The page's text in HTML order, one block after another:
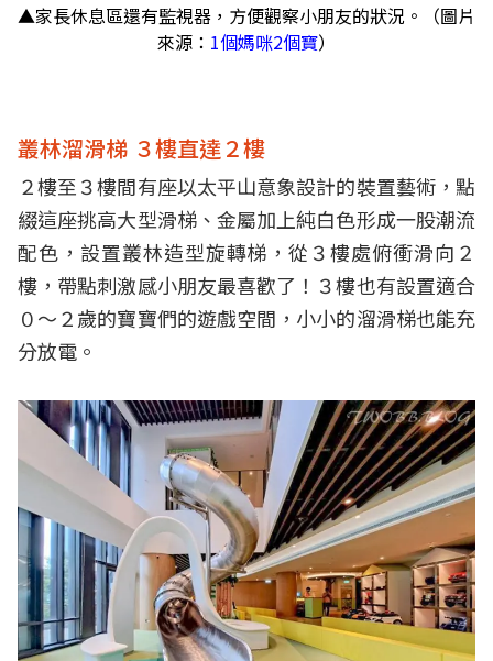
▲家長休息區還有監視器，方便觀察小朋友的狀況。（圖片
來源： 1個媽咪2個寶）
叢林溜滑梯 ３樓直達２樓
２樓至３樓間有座以太平山意象設計的裝置藝術，點
綴這座挑高大型滑梯、金屬加上純白色形成一股潮流
配色，設置叢林造型旋轉梯，從３樓處俯衝滑向２
樓，帶點刺激感小朋友最喜歡了！３樓也有設置適合
０～２歲的寶寶們的遊戲空間，小小的溜滑梯也能充
分放電。